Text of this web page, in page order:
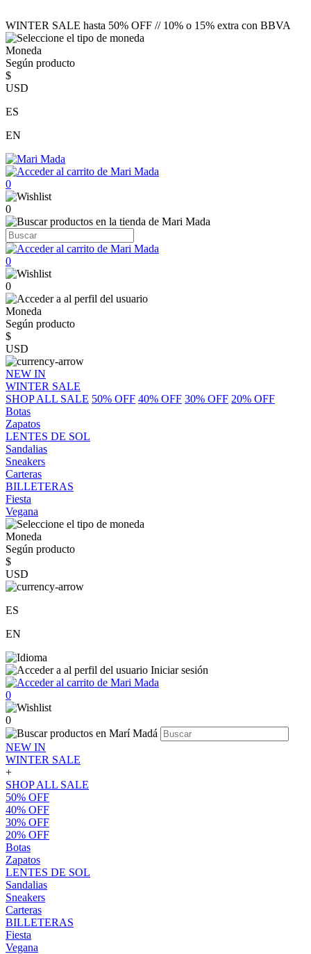
WINTER SALE hasta 50% OFF // 10% o 15% extra con BBVA
Moneda
Según producto
$
USD
ES
EN
0
0
0
0
Moneda
Según producto
$
USD
NEW IN
WINTER SALE
SHOP ALL SALE 50% OFF 40% OFF 30% OFF 20% OFF
Botas
Zapatos
LENTES DE SOL
Sandalias
Sneakers
Carteras
BILLETERAS
Fiesta
Vegana
Moneda
Según producto
$
USD
ES
EN
Iniciar sesión
0
0
NEW IN
WINTER SALE
+
SHOP ALL SALE
50% OFF
40% OFF
30% OFF
20% OFF
Botas
Zapatos
LENTES DE SOL
Sandalias
Sneakers
Carteras
BILLETERAS
Fiesta
Vegana